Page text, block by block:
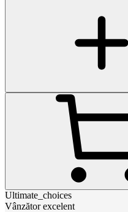
Ultimate_choices
Vânzător excelent